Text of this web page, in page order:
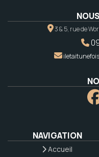
3 & 5, rue de
NAVIGATION
Accueil